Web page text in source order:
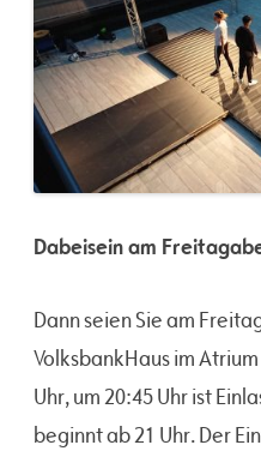
Dabeisein am
Dann seien Sie am
VolksbankHaus im
Uhr, um 20:45 Uhr ist
beginnt ab 21 Uhr. Der